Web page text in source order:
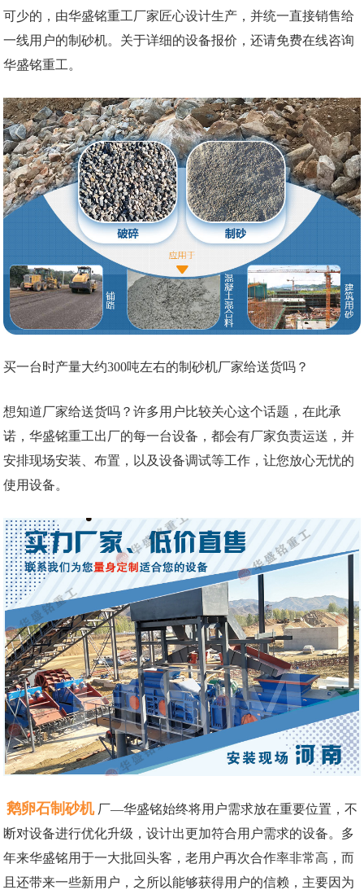
可少的，由华盛铭重工厂家匠心设计生产，并统一直接销售给
一线用户的制砂机。关于详细的设备报价，还请免费在线咨询
华盛铭重工。
买一台时产量大约300吨左右的制砂机厂家给送货吗？
想知道厂家给送货吗？许多用户比较关心这个话题，在此承
诺，华盛铭重工出厂的每一台设备，都会有厂家负责运送，并
安排现场安装、布置，以及设备调试等工作，让您放心无忧的
使用设备。
鹅卵石制砂机 厂—华盛铭始终将用户需求放在重要位置，不
断对设备进行优化升级，设计出更加符合用户需求的设备。多
年来华盛铭用于一大批回头客，老用户再次合作率非常高，而
且还带来一些新用户，之所以能够获得用户的信赖，主要因为